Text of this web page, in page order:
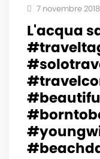
7 novembre 2018
L'acqua